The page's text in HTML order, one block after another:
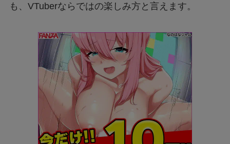
も、VTuberならではの楽しみ方と言えます。